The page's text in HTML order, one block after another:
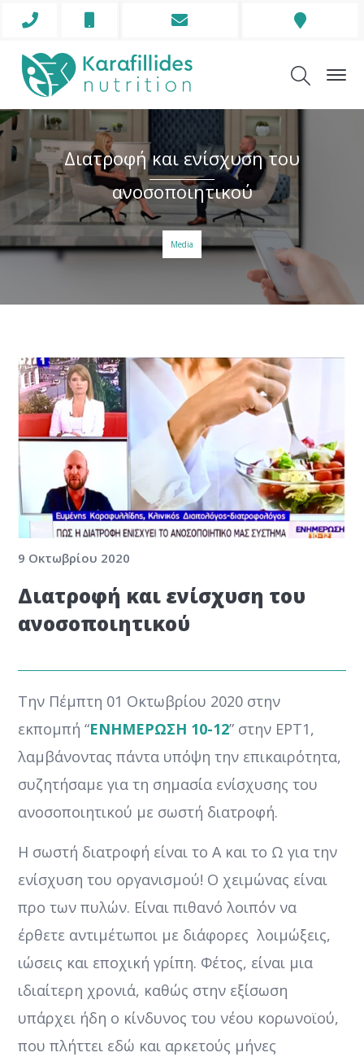
Phone
Envelope
Address
Διατροφή και ενίσχυση του
ανοσοποιητικού
Media
9 Οκτωβρίου 2020
Διατροφή και ενίσχυση του
ανοσοποιητικού
Την Πέμπτη 01 Οκτωβρίου 2020 στην
εκπομπή “ΕΝΗΜΕΡΩΣΗ 10-12” στην ΕΡΤ1,
λαμβάνοντας πάντα υπόψη την επικαιρότητα,
συζητήσαμε για τη σημασία ενίσχυσης του
ανοσοποιητικού με σωστή διατροφή.
Η σωστή διατροφή είναι το Α και το Ω για την
ενίσχυση του οργανισμού! Ο χειμώνας είναι
προ των πυλών. Είναι πιθανό λοιπόν να
έρθετε αντιμέτωποι με διάφορες λοιμώξεις,
ιώσεις και εποχική γρίπη. Φέτος, είναι μια
ιδιαίτερη χρονιά, καθώς στην εξίσωση
υπάρχει ήδη ο κίνδυνος του νέου κορωνοϊού,
που πλήττει εδώ και αρκετούς μήνες